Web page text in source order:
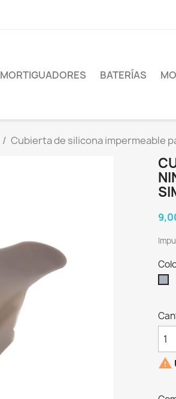
BATERÍAS
Cubierta de silicona impermeable
